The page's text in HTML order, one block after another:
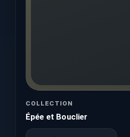
COLLECTION
Épée et Bouclier